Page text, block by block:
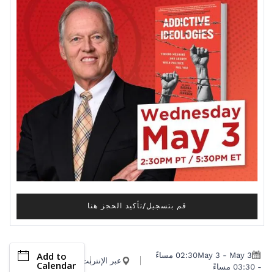
قم بتسجيل/تأكيد الحجز هنا
May 3
-
May 302:30 مساءً
- 03:30 مساءً
عبر الإنترنت Add to
Calendar